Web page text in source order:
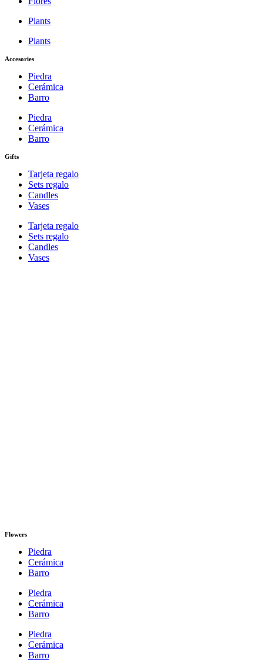
Plants
Plants
Accesories
Piedra
Cerámica
Barro
Piedra
Cerámica
Barro
Gifts
Tarjeta regalo
Sets regalo
Candles
Vases
Tarjeta regalo
Sets regalo
Candles
Vases
Flowers
Piedra
Cerámica
Barro
Piedra
Cerámica
Barro
Piedra
Cerámica
Barro